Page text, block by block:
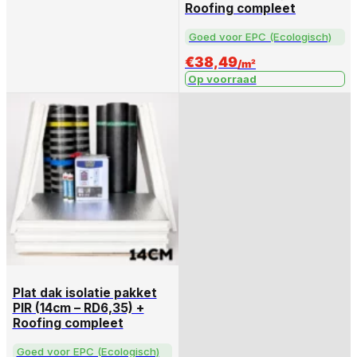
Roofing compleet
Goed voor EPC (Ecologisch)
€38,49/m²
Op voorraad
Plat dak isolatie pakket
PIR (14cm – RD6,35) +
Roofing compleet
Goed voor EPC (Ecologisch)